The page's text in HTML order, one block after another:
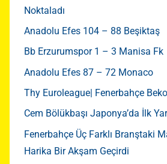
Noktaladı
Anadolu Efes 104 – 88 Beşiktaş
Bb Erzurumspor 1 – 3 Manisa Fk
Anadolu Efes 87 – 72 Monaco
Thy Euroleague| Fenerbahçe
Cem Bölükbaşı Japonya’da İlk
Fenerbahçe Üç Farklı Branştaki
Harika Bir Akşam Geçirdi